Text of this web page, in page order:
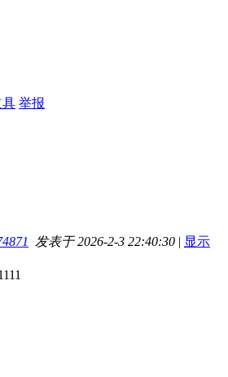
具 举报
发表于 2026-2-3 22:40:30 | 显示